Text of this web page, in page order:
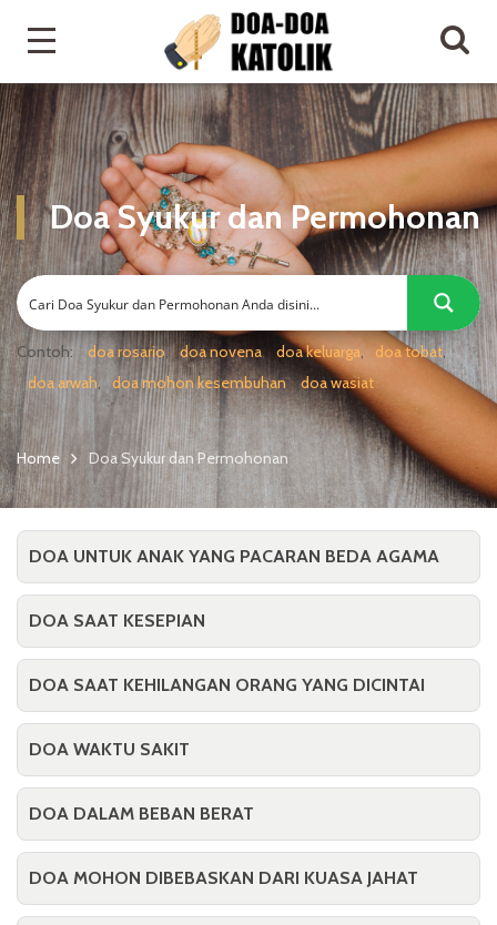
Doa Syukur dan Permohonan
Contoh: doa rosario doa novena doa keluarga
doa tobat
doa arwah
doa mohon kesembuhan doa wasiat
Home Doa Syukur dan Permohonan
DOA UNTUK ANAK YANG PACARAN BEDA AGAMA
DOA SAAT KESEPIAN
DOA SAAT KEHILANGAN ORANG YANG DICINTAI
DOA WAKTU SAKIT
DOA DALAM BEBAN BERAT
DOA MOHON DIBEBASKAN DARI KUASA JAHAT